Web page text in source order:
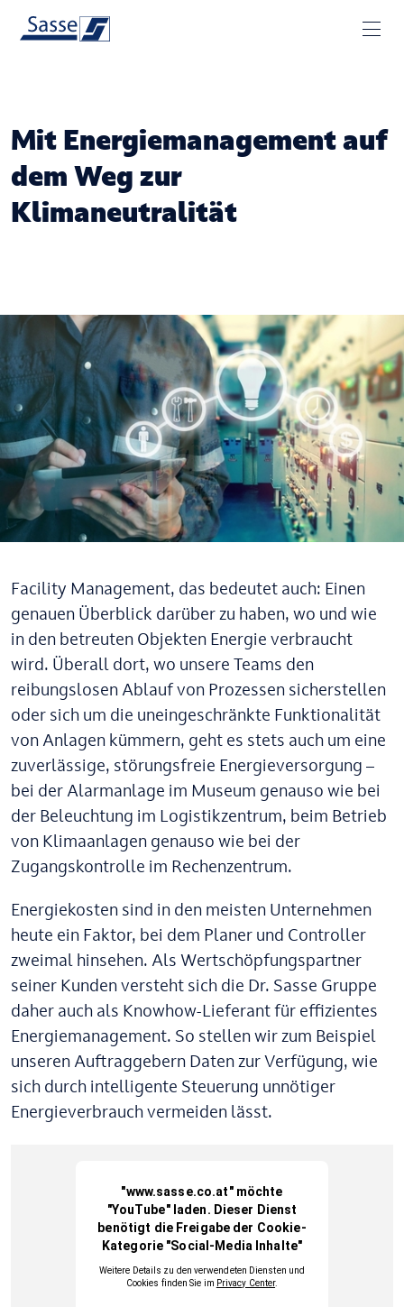
Mit Energiemanagement auf
dem Weg zur
Klimaneutralität
Facility Management, das bedeutet auch: Einen
genauen Überblick darüber zu haben, wo und wie
in den betreuten Objekten Energie verbraucht
wird. Überall dort, wo unsere Teams den
reibungslosen Ablauf von Prozessen sicherstellen
oder sich um die uneingeschränkte Funktionalität
von Anlagen kümmern, geht es stets auch um eine
zuverlässige, störungsfreie Energieversorgung –
bei der Alarmanlage im Museum genauso wie bei
der Beleuchtung im Logistikzentrum, beim Betrieb
von Klimaanlagen genauso wie bei der
Zugangskontrolle im Rechenzentrum.
Energiekosten sind in den meisten Unternehmen
heute ein Faktor, bei dem Planer und Controller
zweimal hinsehen. Als Wertschöpfungspartner
seiner Kunden versteht sich die Dr. Sasse Gruppe
daher auch als Knowhow-Lieferant für effizientes
Energiemanagement. So stellen wir zum Beispiel
unseren Auftraggebern Daten zur Verfügung, wie
sich durch intelligente Steuerung unnötiger
Energieverbrauch vermeiden lässt.